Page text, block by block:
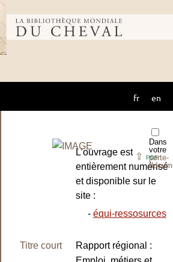
du
fr en
Dans
votre
porte-
⇪ PDF
L’ouvrage est
entièrement numérisé
et disponible sur le
site :
- équi-ressosurces
Titre court
Rapport régional :